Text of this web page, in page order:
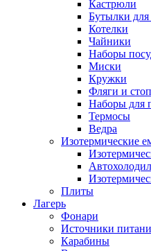
Кастрюли
Бутылки для
Котелки
Чайники
Наборы
Миски
Кружки
Фляги и
Наборы для
Термосы
Ведра
Изотермические
Плиты
Лагерь
Фонари
Источники
Карабины